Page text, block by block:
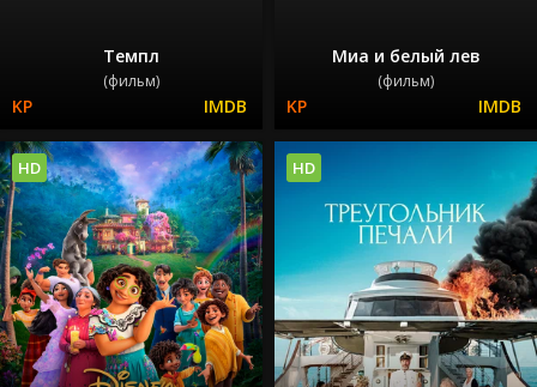
Темпл
(фильм)
Миа и белый лев
(фильм)
HD HD